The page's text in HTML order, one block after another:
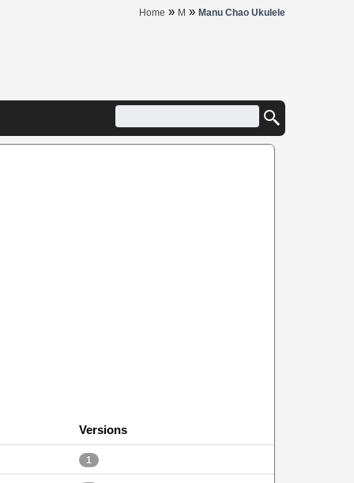
Home » M » Manu Chao Ukulele
Versions
1